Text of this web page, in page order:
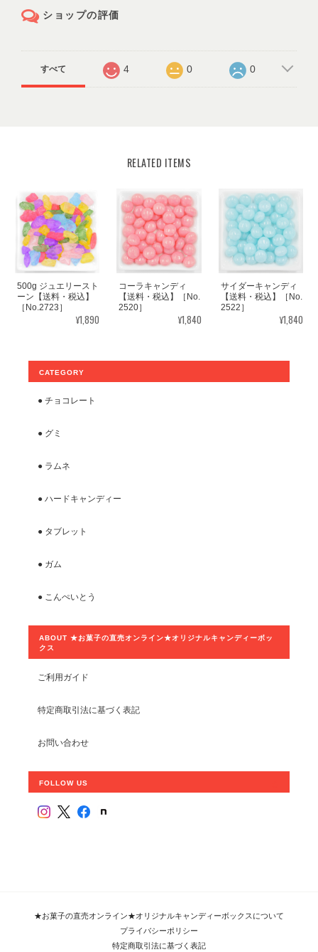
ショップの評価
すべて 4 0 0
RELATED ITEMS
500g ジュエリースト
ーン【送料・税込】
［No.2723］
¥1,890
コーラキャンディ
【送料・税込】［No.
2520］
¥1,840
サイダーキャンディ
【送料・税込】［No.
2522］
¥1,840
CATEGORY
● チョコレート
● グミ
● ラムネ
● ハードキャンディー
● タブレット
● ガム
● こんぺいとう
ABOUT ★お菓子の直売オンライン★オリジナルキャンディーボッ
クス
ご利用ガイド
特定商取引法に基づく表記
お問い合わせ
FOLLOW US
★お菓子の直売オンライン★オリジナルキャンディーボックスについて
プライバシーポリシー
特定商取引法に基づく表記